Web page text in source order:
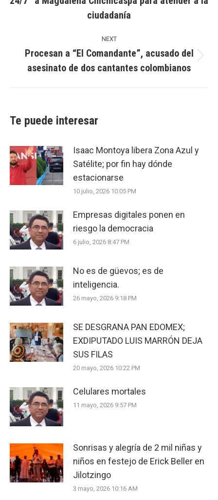
post:
ciudadanía
NEXT
post:
Procesan a “El Comandante”, acusado del
asesinato de dos cantantes colombianos
Te puede interesar
Isaac Montoya libera Zona Azul y
Satélite; por fin hay dónde
estacionarse
10 julio, 2026 10:05 PM
Empresas digitales ponen en
riesgo la democracia
6 julio, 2026 8:47 PM
No es de güevos; es de
inteligencia.
26 mayo, 2026 9:18 PM
SE DESGRANA PAN EDOMEX;
EXDIPUTADO LUIS MARRÓN DEJA
SUS FILAS
20 mayo, 2026 10:22 PM
Celulares mortales
11 mayo, 2026 9:57 PM
Sonrisas y alegría de 2 mil niñas y
niños en festejo de Erick Beller en
Jilotzingo
3 mayo, 2026 10:16 AM